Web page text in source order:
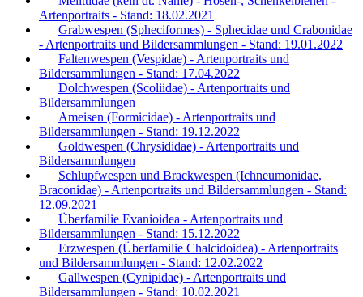
Artenportraits - Stand: 18.02.2021
Grabwespen (Spheciformes) - Sphecidae und Crabonidae
- Artenportraits und Bildersammlungen - Stand: 19.01.2022
Faltenwespen (Vespidae) - Artenportraits und
Bildersammlungen - Stand: 17.04.2022
Dolchwespen (Scoliidae) - Artenportraits und
Bildersammlungen
Ameisen (Formicidae) - Artenportraits und
Bildersammlungen - Stand: 19.12.2022
Goldwespen (Chrysididae) - Artenportraits und
Bildersammlungen
Schlupfwespen und Brackwespen (Ichneumonidae,
Braconidae) - Artenportraits und Bildersammlungen - Stand:
12.09.2021
Überfamilie Evanioidea - Artenportraits und
Bildersammlungen - Stand: 15.12.2022
Erzwespen (Überfamilie Chalcidoidea) - Artenportraits
und Bildersammlungen - Stand: 12.02.2022
Gallwespen (Cynipidae) - Artenportraits und
Bildersammlungen - Stand: 10.02.2021